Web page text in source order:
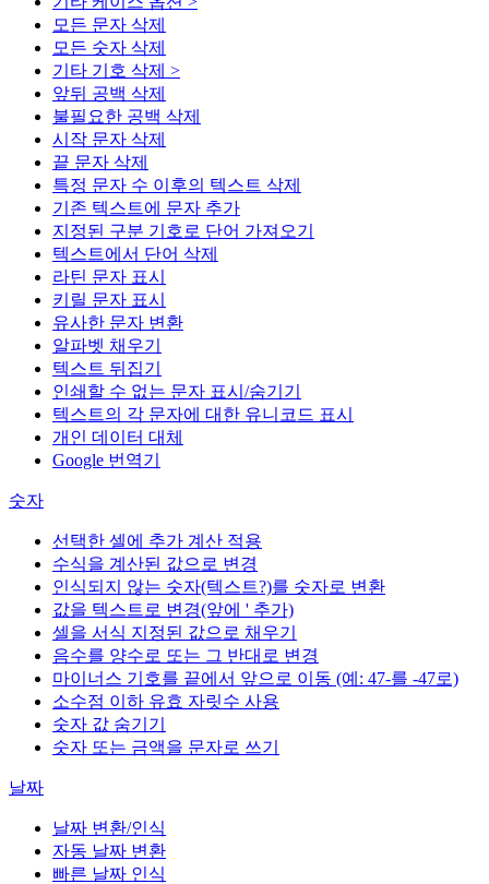
모든 문자 삭제
모든 숫자 삭제
기타 기호 삭제 >
앞뒤 공백 삭제
불필요한 공백 삭제
시작 문자 삭제
끝 문자 삭제
특정 문자 수 이후의 텍스트 삭제
기존 텍스트에 문자 추가
지정된 구분 기호로 단어 가져오기
텍스트에서 단어 삭제
라틴 문자 표시
키릴 문자 표시
유사한 문자 변환
알파벳 채우기
텍스트 뒤집기
인쇄할 수 없는 문자 표시/숨기기
텍스트의 각 문자에 대한 유니코드 표시
개인 데이터 대체
Google 번역기
숫자
선택한 셀에 추가 계산 적용
수식을 계산된 값으로 변경
인식되지 않는 숫자(텍스트?)를 숫자로 변환
값을 텍스트로 변경(앞에 ' 추가)
셀을 서식 지정된 값으로 채우기
음수를 양수로 또는 그 반대로 변경
마이너스 기호를 끝에서 앞으로 이동 (예: 47-를 -47로)
소수점 이하 유효 자릿수 사용
숫자 값 숨기기
숫자 또는 금액을 문자로 쓰기
날짜
날짜 변환/인식
자동 날짜 변환
빠른 날짜 인식